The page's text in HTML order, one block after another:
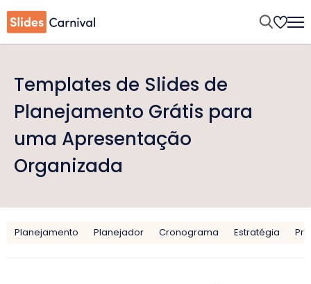
Templates de Slides de
Planejamento Grátis para
uma Apresentação
Organizada
Planejamento Planejador Cronograma Estratégia